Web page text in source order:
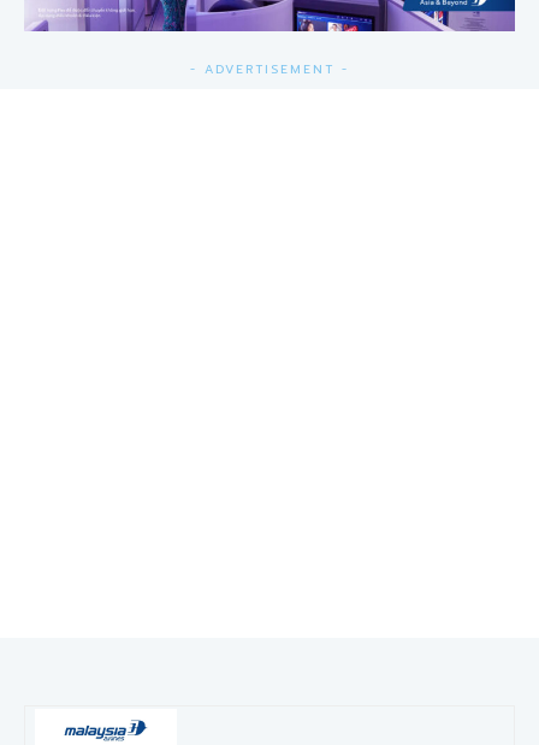
- ADVERTISEMENT -